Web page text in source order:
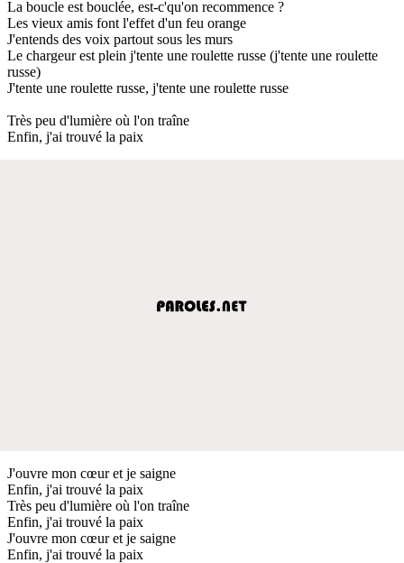
La boucle est bouclée, est-c'qu'on recommence ?
Les vieux amis font l'effet d'un feu orange
J'entends des voix partout sous les murs
Le chargeur est plein j'tente une roulette russe (j'tente une roulette
russe)
J'tente une roulette russe, j'tente une roulette russe
Très peu d'lumière où l'on traîne
Enfin, j'ai trouvé la paix
J'ouvre mon cœur et je saigne
Enfin, j'ai trouvé la paix
Très peu d'lumière où l'on traîne
Enfin, j'ai trouvé la paix
J'ouvre mon cœur et je saigne
Enfin, j'ai trouvé la paix